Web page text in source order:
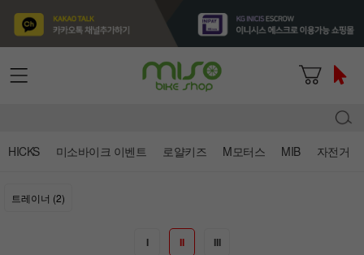
HICKS 미소바이크 이벤트 로얄키즈 M모터스 MIB 자전거
트레이너 (2)
I II III